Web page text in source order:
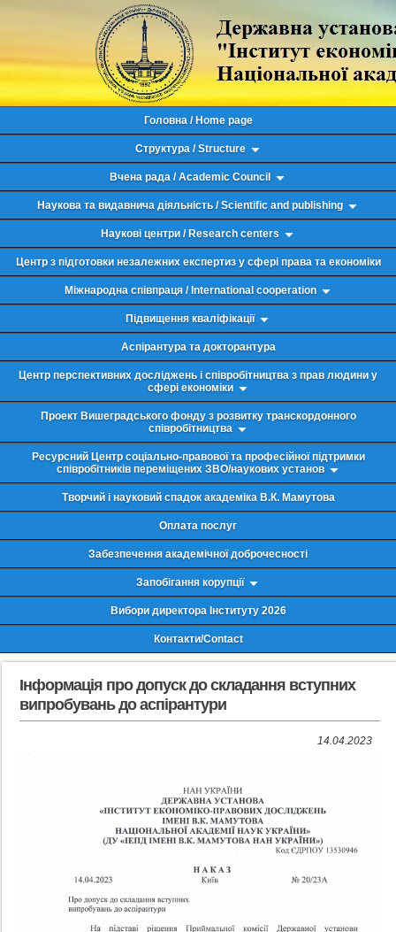
Головна / Home page
Структура / Structure
Вчена рада / Academic Council
Наукова та видавнича діяльність / Scientific and publishing
Наукові центри / Research centers
Центр з підготовки незалежних експертиз у сфері права та економіки
Міжнародна співпраця / International cooperation
Підвищення кваліфікації
Аспірантура та докторантура
Центр перспективних досліджень і співробітництва з прав людини у
сфері економіки
Проект Вишеградського фонду з розвитку транскордонного
співробітництва
Ресурсний Центр соціально-правової та професійної підтримки
співробітників переміщених ЗВО/наукових установ
Творчий і науковий спадок академіка В.К. Мамутова
Оплата послуг
Забезпечення академічної доброчесності
Запобігання корупції
Вибори директора Інституту 2026
Контакти/Contact
Інформація про допуск до складання вступних
випробувань до аспірантури
14.04.2023